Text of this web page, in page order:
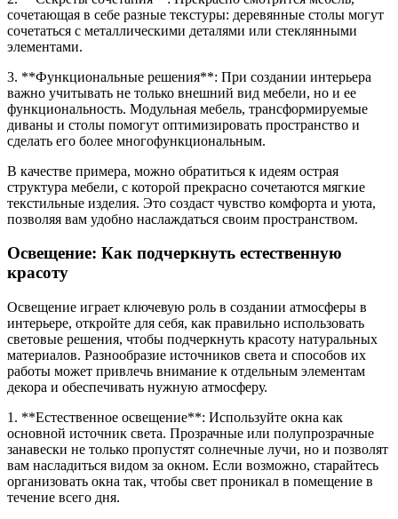
сочетающая в себе разные текстуры: деревянные столы могут
сочетаться с металлическими деталями или стеклянными
элементами.
3. **Функциональные решения**: При создании интерьера
важно учитывать не только внешний вид мебели, но и ее
функциональность. Модульная мебель, трансформируемые
диваны и столы помогут оптимизировать пространство и
сделать его более многофункциональным.
В качестве примера, можно обратиться к идеям острая
структура мебели, с которой прекрасно сочетаются мягкие
текстильные изделия. Это создаст чувство комфорта и уюта,
позволяя вам удобно наслаждаться своим пространством.
Освещение: Как подчеркнуть естественную
красоту
Освещение играет ключевую роль в создании атмосферы в
интерьере, откройте для себя, как правильно использовать
световые решения, чтобы подчеркнуть красоту натуральных
материалов. Разнообразие источников света и способов их
работы может привлечь внимание к отдельным элементам
декора и обеспечивать нужную атмосферу.
1. **Естественное освещение**: Используйте окна как
основной источник света. Прозрачные или полупрозрачные
занавески не только пропустят солнечные лучи, но и позволят
вам насладиться видом за окном. Если возможно, старайтесь
организовать окна так, чтобы свет проникал в помещение в
течение всего дня.